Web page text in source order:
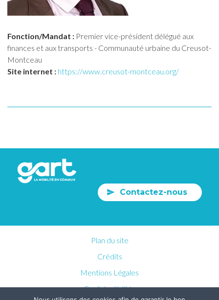
Fonction/Mandat : Premier vice-président délégué aux
finances et aux transports - Communauté urbaine du Creusot-
Montceau
Site internet : https://www.creusot-montceau.org/
Contactez-nous
Plan du site
Crédits
Mentions Légales
Confidentialités